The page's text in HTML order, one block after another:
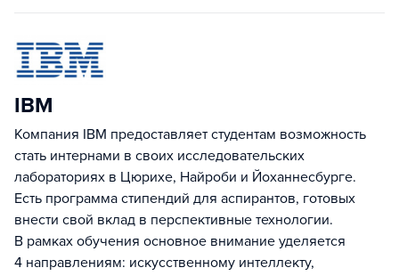
IBM
Компания IBM предоставляет студентам возможность
стать интернами в своих исследовательских
лабораториях в Цюрихе, Найроби и Йоханнесбурге.
Есть программа стипендий для аспирантов, готовых
внести свой вклад в перспективные технологии.
В рамках обучения основное внимание уделяется
4 направлениям: искусственному интеллекту,